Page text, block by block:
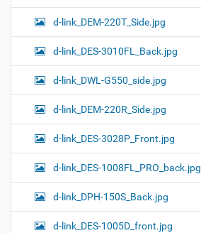
d-link_DEM-220T_Side.jpg
d-link_DES-3010FL_Back.jpg
d-link_DWL-G550_side.jpg
d-link_DEM-220R_Side.jpg
d-link_DES-3028P_Front.jpg
d-link_DES-1008FL_PRO_back.jpg
d-link_DPH-150S_Back.jpg
d-link_DES-1005D_front.jpg